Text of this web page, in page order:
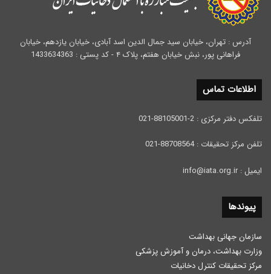
آدرس : تهران، خیابان سید جمال الدین اسد آبادی، خیابان یازدهم، خیابان
فراهانی پور، نبش خیابان هفتم، پلاک ۴ - کد پستی : 1433634363
اطلاعات تماس
تلفکس دفتر مرکزی : 2-88105001-021
تلفن مرکز تحقیقات : 88708564-021
ایمیل : info@iata.org.ir
پیوندها
سازمان جهانی بهداشت
وزارت بهداشت، درمان و آموزش پزشكی
مرکز تحقیقات کنترل دخانیات